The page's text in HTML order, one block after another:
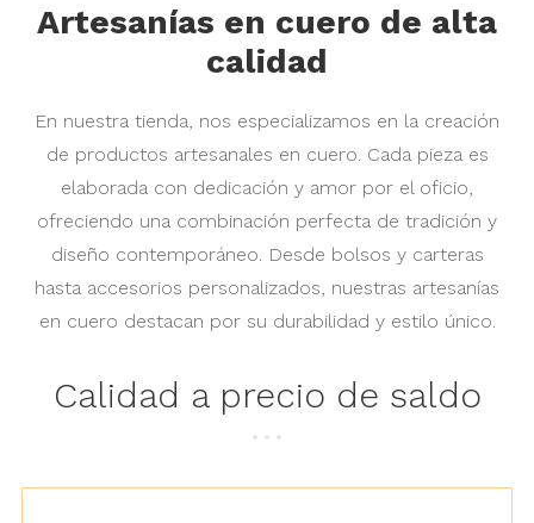
Artesanías en cuero de alta
calidad
En nuestra tienda, nos especializamos en la creación
de productos artesanales en cuero. Cada pieza es
elaborada con dedicación y amor por el oficio,
ofreciendo una combinación perfecta de tradición y
diseño contemporáneo. Desde bolsos y carteras
hasta accesorios personalizados, nuestras artesanías
en cuero destacan por su durabilidad y estilo único.
Calidad a precio de saldo